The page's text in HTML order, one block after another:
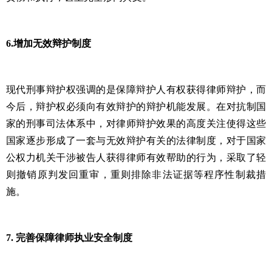
6.增加无效辩护制度
现代刑事辩护权强调的是保障辩护人有权获得律师辩护，而
今后，辩护权必须向有效辩护的辩护机能发展。在对抗制国
家的刑事司法体系中，对律师辩护效果的高度关注使得这些
国家逐步形成了一套与无效辩护有关的法律制度，对于国家
公权力机关干涉被告人获得律师有效帮助的行为，采取了轻
则撤销原判发回重审，重则排除非法证据等程序性制裁措
施。
7. 完善保障律师执业安全制度